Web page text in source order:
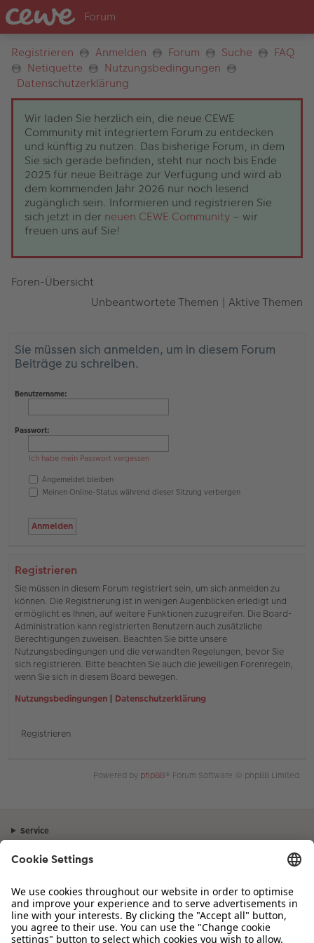
Registrieren Anmelden Forum Suche
FAQ
Netiquette
Nutzungsbedingungen
Datenschutzerklärung
Wir laden Sie herzlich ein, die neue CEWE
Community mit integriertem Forum zu entdecken
und künftig zu nutzen. Das bisherige Forum, in dem
Sie sich gerade befinden, steht nur noch bis Ende
2025 für neue Beiträge zur Verfügung und wird ab
dem kommenden Jahr 2026 nur noch lesend
zugänglich sein. Informieren und registrieren Sie
sich jetzt in der neuen CEWE Community – wir
freuen uns auf Sie!
Foren-Übersicht
Unbeantwortete Themen | Aktive Themen
Sie müssen sich anmelden, um in diesem Forum
Beiträge zu schreiben.
Benutzername:
Passwort:
Ich habe mein Passwort vergessen
Angemeldet bleiben
Meinen Online-Status während dieser Sitzung verbergen
Registrieren
Sie müssen in diesem Forum registriert sein, um sich anmelden zu
können. Die Registrierung ist in wenigen Augenblicken erledigt und
ermöglicht es Ihnen, auf weitere Funktionen zuzugreifen. Die Board-
Administration kann registrierten Benutzern auch zusätzliche
Berechtigungen zuweisen. Beachten Sie bitte unsere
Nutzungsbedingungen und die verwandten Regelungen, bevor Sie
sich registrieren. Bitte beachten Sie auch die jeweiligen Forenregeln,
wenn Sie sich in diesem Board bewegen.
Nutzungsbedingungen | Datenschutzerklärung
Registrieren
Powered by phpBB® Forum Software © phpBB Limited
Service
Sortiment